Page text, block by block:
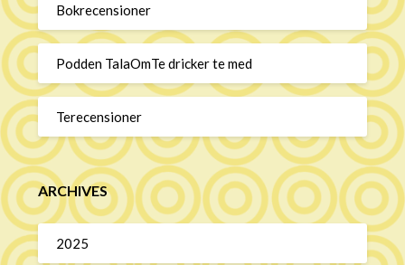
Bokrecensioner
Podden TalaOmTe dricker te med
Terecensioner
ARCHIVES
2025